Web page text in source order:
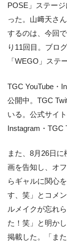
POSE」ステー
った。山﨑天さ
するのは、今回
り11回目。ブロ
「WEGO」ステ
TGC YouTube・
公開中。TGC
いる。公式サイ
Instagram・TGC
また、8月26日
画を告知し、オ
らギャルに関心
す、笑」とコメ
ルメイクが忘れ
た！笑」と明か
掲載した。「ま